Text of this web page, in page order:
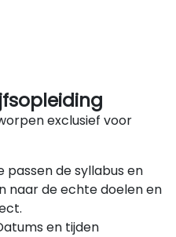
exclusief voor
passen de syllabus en
naar de echte doelen en
en tijden